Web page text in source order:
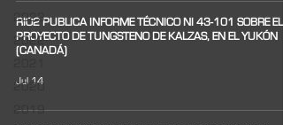
2023
2022
2020
2019
RIO2 PUBLICA INFORME TÉCNICO NI 43-101 SOBRE EL
PROYECTO DE TUNGSTENO DE KALZAS, EN EL YUKÓN
(CANADÁ)
Jul 14